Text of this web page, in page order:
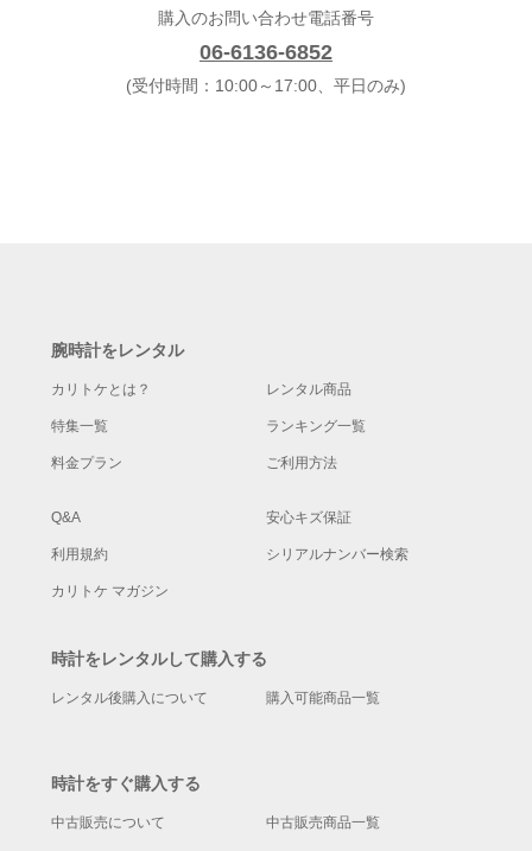
購入のお問い合わせ電話番号
06-6136-6852
(受付時間：10:00～17:00、平日のみ)
腕時計をレンタル
カリトケとは？ レンタル商品
特集一覧 ランキング一覧
料金プラン ご利用方法
Q&A 安心キズ保証
利用規約 シリアルナンバー検索
カリトケ マガジン
時計をレンタルして購入する
レンタル後購入について 購入可能商品一覧
時計をすぐ購入する
中古販売について 中古販売商品一覧